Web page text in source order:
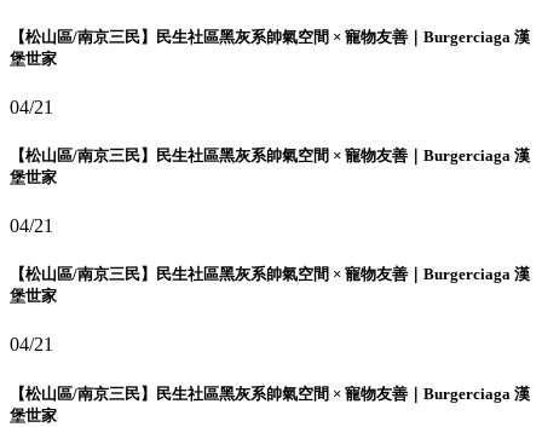
【松山區/南京三民】民生社區黑灰系帥氣空間 × 寵物友善｜Burgerciaga 漢
堡世家
04/21
【松山區/南京三民】民生社區黑灰系帥氣空間 × 寵物友善｜Burgerciaga 漢
堡世家
04/21
【松山區/南京三民】民生社區黑灰系帥氣空間 × 寵物友善｜Burgerciaga 漢
堡世家
04/21
【松山區/南京三民】民生社區黑灰系帥氣空間 × 寵物友善｜Burgerciaga 漢
堡世家